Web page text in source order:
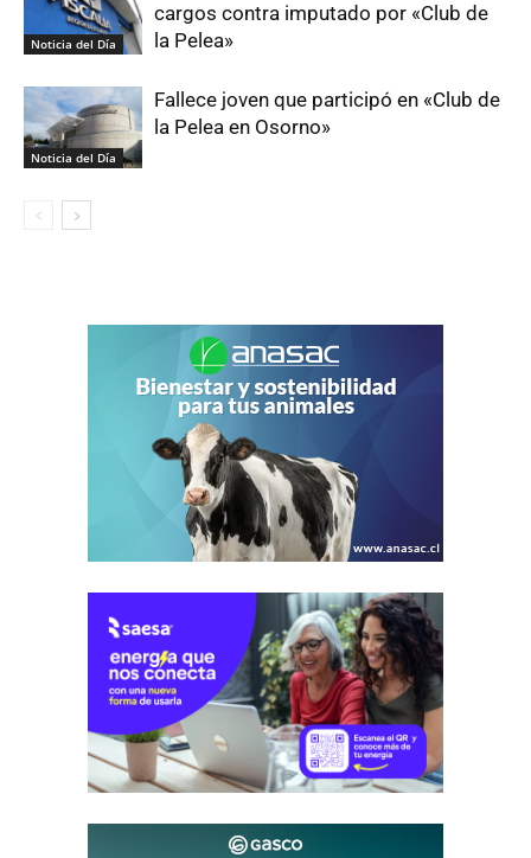
Noticia del Día
cargos contra imputado por «Club de
la Pelea»
Noticia del Día
Fallece joven que participó en «Club de
la Pelea en Osorno»